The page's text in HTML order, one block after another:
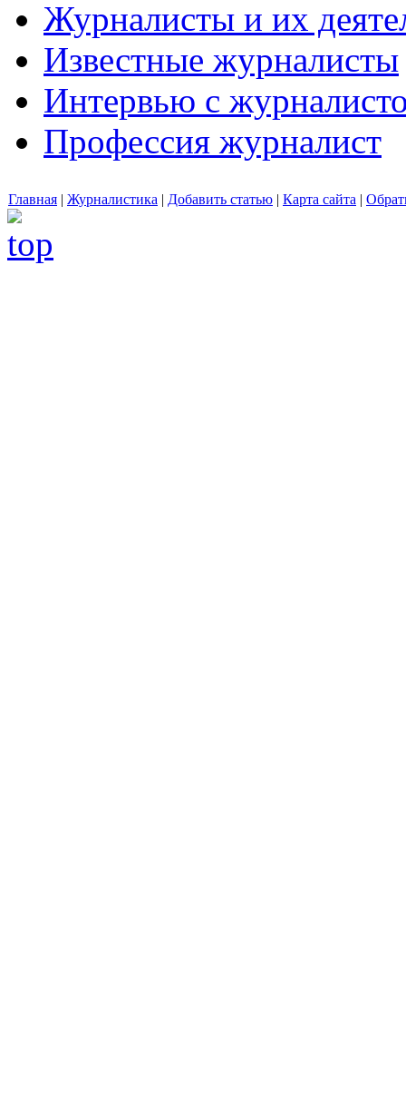
Журналисты и их
Известные журналисты
Интервью с
Профессия журналист
Главная | Журналистика | Добавить статью | Карта сайта |